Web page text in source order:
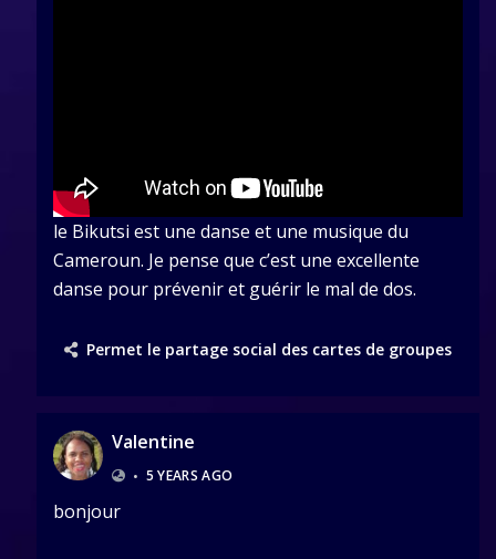
le Bikutsi est une danse et une musique du
Cameroun. Je pense que c’est une excellente
danse pour prévenir et guérir le mal de dos.
Permet le partage social des cartes de groupes
Valentine
• 5 YEARS AGO
bonjour